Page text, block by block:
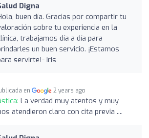
Digna
buen día. Gracias por compartir tu
sobre tu experiencia en la
trabajamos día a día para
un buen servicio. ¡Estamos
servirte!- Iris
en 2 years ago
La verdad muy atentos y muy
atendieron claro con cita previa ....